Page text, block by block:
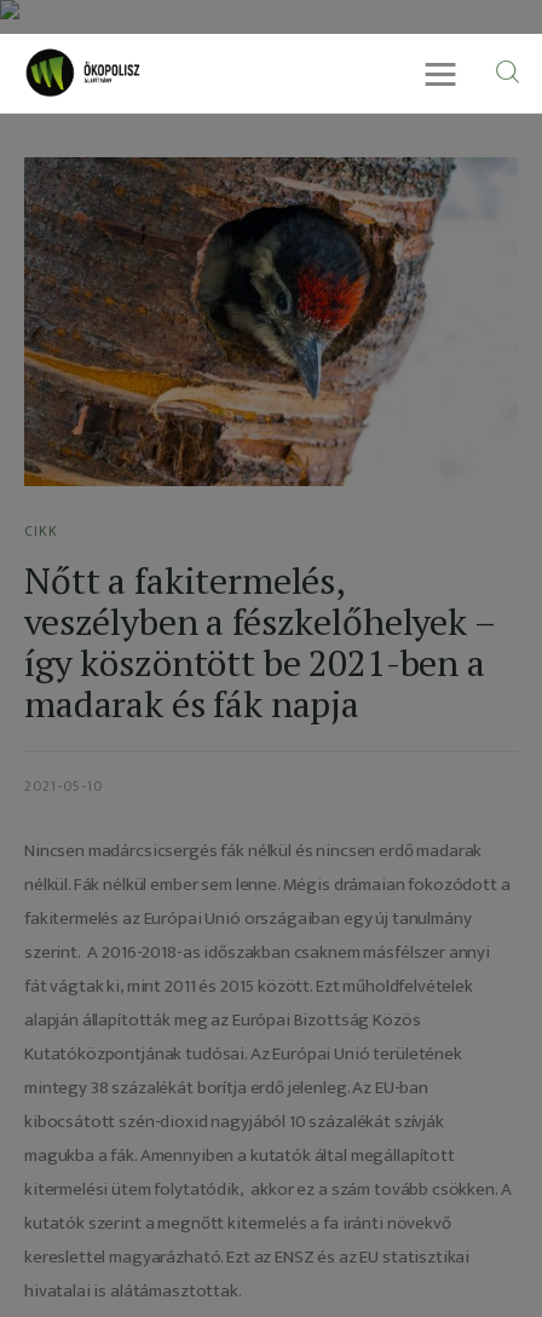
Rólunk
Cikkek
SDG célok
Videó
Ellensúly
Adatkezelés
CIKK
Nőtt a fakitermelés,
veszélyben a fészkelőhelyek –
így köszöntött be 2021-ben a
madarak és fák napja
2021-05-10
Nincsen madárcsicsergés fák nélkül és nincsen erdő madarak
nélkül. Fák nélkül ember sem lenne. Mégis drámaian fokozódott a
fakitermelés az Európai Unió országaiban egy új tanulmány
szerint.  A 2016-2018-as időszakban csaknem másfélszer annyi
fát vágtak ki, mint 2011 és 2015 között. Ezt műholdfelvételek
alapján állapították meg az Európai Bizottság Közös
Kutatóközpontjának tudósai. Az Európai Unió területének
mintegy 38 százalékát borítja erdő jelenleg. Az EU-ban
kibocsátott szén-dioxid nagyjából 10 százalékát szívják
magukba a fák. Amennyiben a kutatók által megállapított
kitermelési ütem folytatódik,  akkor ez a szám tovább csökken. A
kutatók szerint a megnőtt kitermelés a fa iránti növekvő
kereslettel magyarázható. Ezt az ENSZ és az EU statisztikai
hivatalai is alátámasztottak.